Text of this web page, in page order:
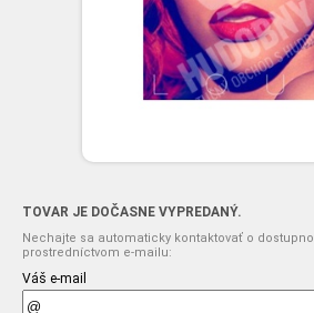
TOVAR JE DOČASNE VYPREDANÝ.
Nechajte sa automaticky kontaktovať o
prostredníctvom e-mailu:
Váš e-mail